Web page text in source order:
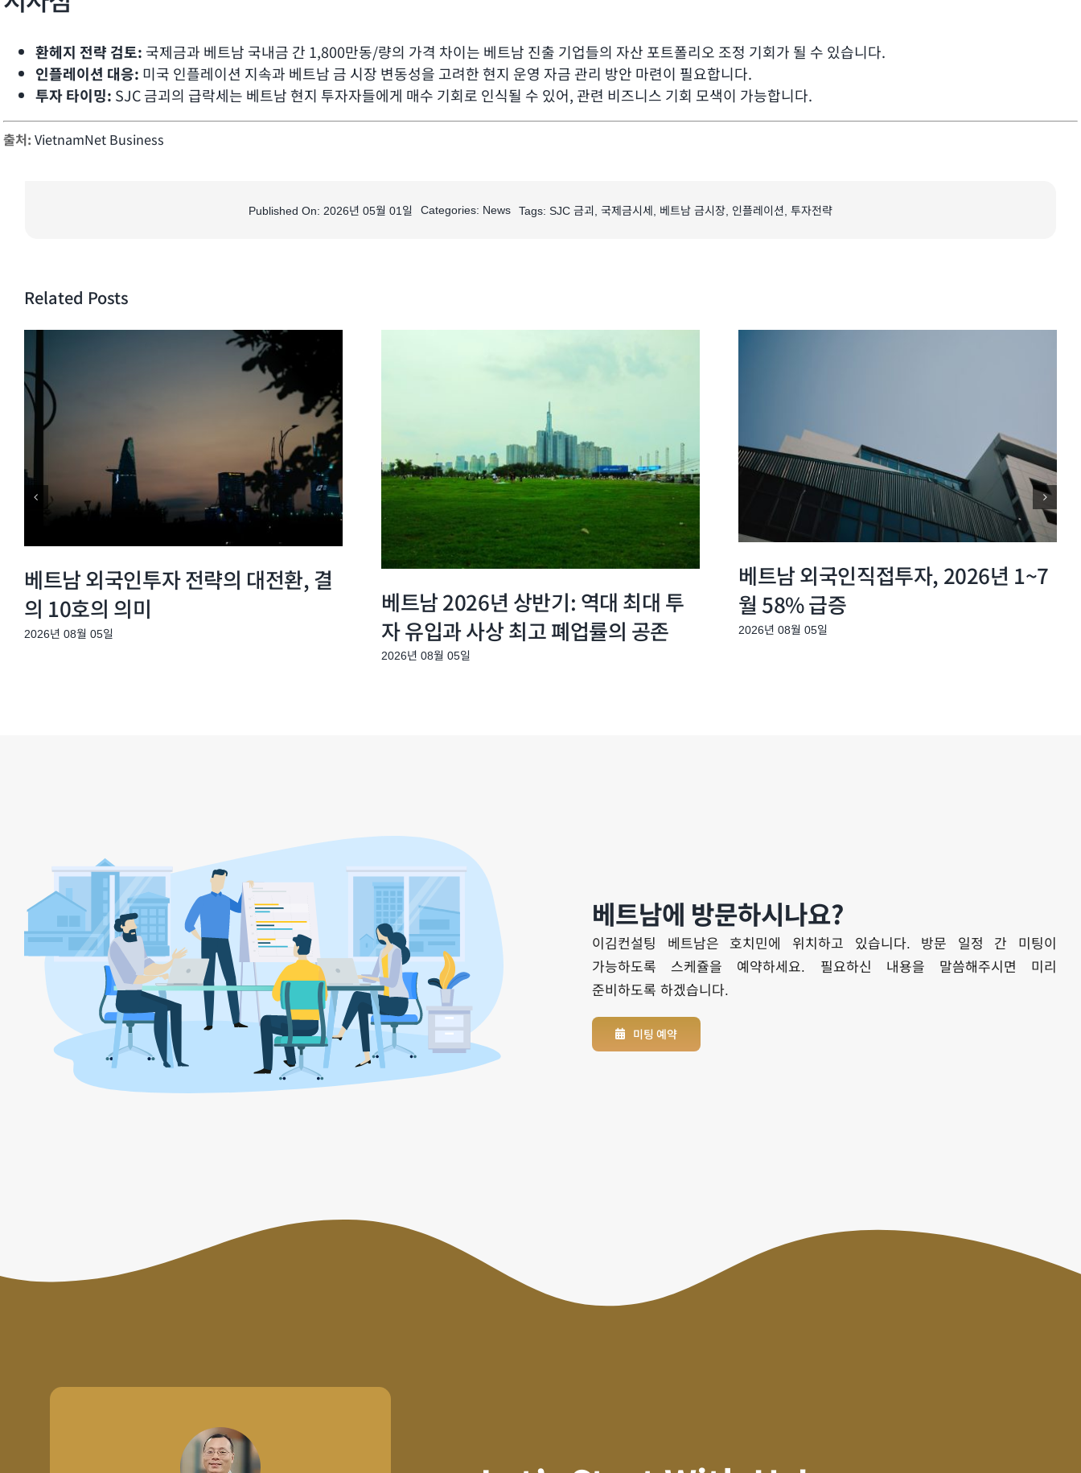
환헤지 전략 검토: 국제금과 베트남 국내금 간 1,800만동/량의 가격 차이는 베트남 진출 기업들의 자산 포트폴리오 조정 기회가 될 수 있습니다.
인플레이션 대응: 미국 인플레이션 지속과 베트남 금 시장 변동성을 고려한 현지 운영 자금 관리 방안 마련이 필요합니다.
투자 타이밍: SJC 금괴의 급락세는 베트남 현지 투자자들에게 매수 기회로 인식될 수 있어, 관련 비즈니스 기회 모색이 가능합니다.
출처: VietnamNet Business
Published On: 2026년 05월 01일 Categories: News Tags: SJC 금괴 국제금시세 베트남 금시장 인플레이션 투자전략
Related Posts
베트남 외국인투자 전략의 대전환, 결
의 10호의 의미
2026년 08월 05일
베트남 2026년 상반기: 역대 최대 투
자 유입과 사상 최고 폐업률의 공존
2026년 08월 05일
베트남 외국인직접투자, 2026년 1~7
월 58% 급증
2026년 08월 05일
베트남에 방문하시나요?
이김컨설팅 베트남은 호치민에 위치하고 있습니다. 방문 일정 간 미팅이
가능하도록 스케쥴을 예약하세요. 필요하신 내용을 말씀해주시면 미리
준비하도록 하겠습니다.
미팅 예약